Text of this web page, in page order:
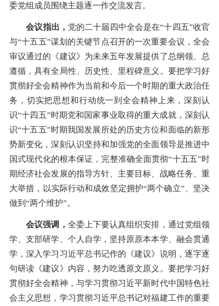
委党组成员围绕主题逐一作交流发言。
会议指出， 党的二十届四中全会是在“十四五”收官
与“十五五”谋划的关键节点召开的一次重要会议，全会
审议通过的《建议》为未来五年发展提供了总纲领、总
遵循，具有全局性、历史性、里程碑意义。要把学习好
贯彻好全会精神作为当前和今后一个时期的重大政治任
务，切实把思想和行动统一到全会精神上来，深刻认
识“十四五”时期党和国家事业取得的重大成就，深刻认
识“十五五”时期我国发展所处的历史方位和面临的新形
势新变化，深刻认识坚持和加强党的全面领导是推进中
国式现代化的根本保证，完整准确全面贯彻“十五五”时
期经济社会发展的指导方针、主要目标、战略任务、重
大举措，以实际行动和成效坚定拥护“两个确立”、坚决
做到“两个维护”。
会议强调， 全委上下要认真组织安排，通过党组领
学、支部研学、个人自学，坚持原原本本学、融会贯通
学，深入学习习近平总书记作的《建议》说明，逐字逐
句研读《建议》内容，努力吃透原文原义。要把学习好
贯彻好全会精神，与学习贯彻习近平新时代中国特色社
会主义思想，学习贯彻习近平总书记对福建工作的重要